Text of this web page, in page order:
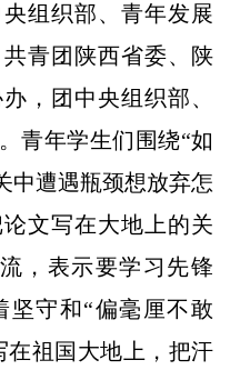
组织部、青年发展
青团陕西省委、陕
，团中央组织部、
青年学生们围绕“如
中遭遇瓶颈想放弃怎
文写在大地上的关
，表示要学习先锋
坚守和“偏毫厘不敢
在祖国大地上，把汗